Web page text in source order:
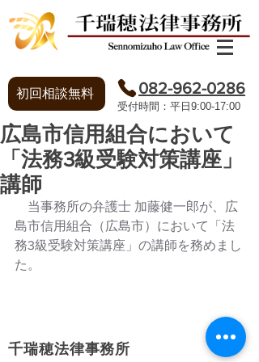
初回相談無料 082-962-0286
​受付時間：平日9:00-17:00
広島市信用組合において
「法務3級受験対策講座」
講師
当事務所の弁護士 加藤健一郎が、広
島市信用組合（広島市）において「法
務3級受験対策講座」の講師を務めまし
た。
千瑞穂法律事務所